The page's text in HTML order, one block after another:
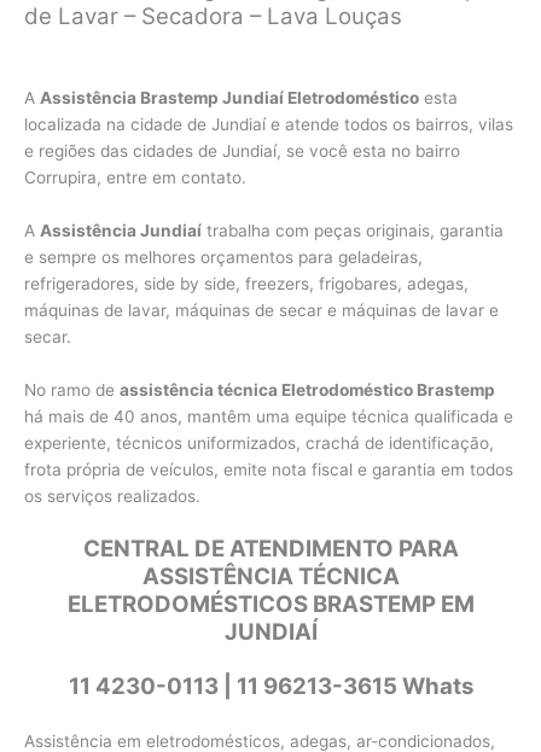
de Lavar – Secadora – Lava Louças
A Assistência Brastemp Jundiaí Eletrodoméstico esta
localizada na cidade de Jundiaí e atende todos os bairros, vilas
e regiões das cidades de Jundiaí, se você esta no bairro
Corrupira, entre em contato.
A Assistência Jundiaí trabalha com peças originais, garantia
e sempre os melhores orçamentos para geladeiras,
refrigeradores, side by side, freezers, frigobares, adegas,
máquinas de lavar, máquinas de secar e máquinas de lavar e
secar.
No ramo de assistência técnica Eletrodoméstico Brastemp
há mais de 40 anos, mantêm uma equipe técnica qualificada e
experiente, técnicos uniformizados, crachá de identificação,
frota própria de veículos, emite nota fiscal e garantia em todos
os serviços realizados.
CENTRAL DE ATENDIMENTO PARA
ASSISTÊNCIA TÉCNICA
ELETRODOMÉSTICOS BRASTEMP EM
JUNDIAÍ
11 4230-0113 | 11 96213-3615 Whats
Assistência em eletrodomésticos, adegas, ar-condicionados,